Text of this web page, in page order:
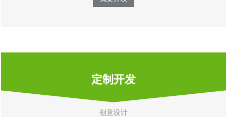
定制开发
创意设计